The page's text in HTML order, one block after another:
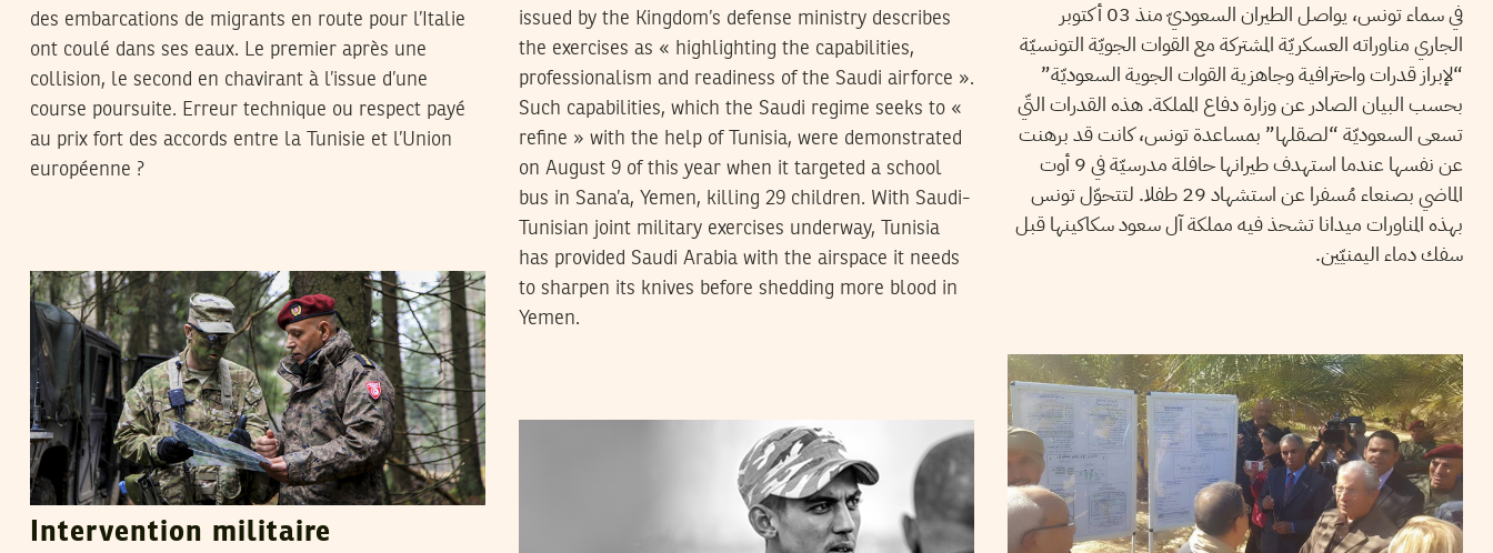
des embarcations de migrants en route pour l’Italie
ont coulé dans ses eaux. Le premier après une
collision, le second en chavirant à l’issue d’une
course poursuite. Erreur technique ou respect payé
au prix fort des accords entre la Tunisie et l’Union
européenne ?
issued by the Kingdom’s defense ministry describes
the exercises as « highlighting the capabilities,
professionalism and readiness of the Saudi airforce ».
Such capabilities, which the Saudi regime seeks to «
refine » with the help of Tunisia, were demonstrated
on August 9 of this year when it targeted a school
bus in Sana’a, Yemen, killing 29 children. With Saudi-
Tunisian joint military exercises underway, Tunisia
has provided Saudi Arabia with the airspace it needs
to sharpen its knives before shedding more blood in
Yemen.
في سماء تونس، يواصل الطيران السعوديّ منذ 03 أكتوبر
الجاري مناوراته العسكريّة المشتركة مع القوات الجويّة التونسيّة
“لإبراز قدرات واحترافية وجاهزية القوات الجوية السعوديّة”
بحسب البيان الصادر عن وزارة دفاع المملكة. هذه القدرات التّي
تسعى السعوديّة “لصقلها” بمساعدة تونس، كانت قد برهنت
عن نفسها عندما استهدف طيرانها حافلة مدرسيّة في 9 أوت
الماضي بصنعاء مُسفرا عن استشهاد 29 طفلا. لتتحوّل تونس
بهذه المناورات ميدانا تشحذ فيه مملكة آل سعود سكاكينها قبل
سفك دماء اليمنيّين.
Intervention militaire